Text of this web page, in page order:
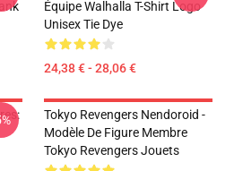
Équipe Walhalla T-Shirt Logo
Unisex Tie Dye
24,38 € - 28,06 €
Tokyo Revengers Nendoroid -
Modèle De Figure Membre
Tokyo Revengers Jouets